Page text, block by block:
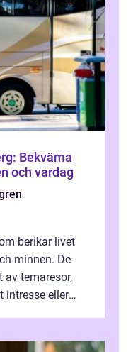
Bekväma
och vardag
berikar livet
minnen. De
av temaresor,
intresse eller